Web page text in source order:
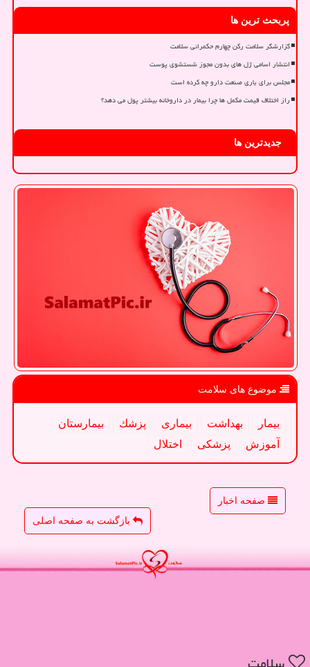
پربحث ترین ها
گزارشگر سلامت رکن چهارم حکمرانی سلامت
انتشار اسامی ژل های بدون مجوز شستشوی پوست
مجلس برای یاری صنعت دارو چه کرده است
راز اختلاف قیمت مکمل ها چرا بیمار در داروخانه بیشتر پول می دهد؟
جدیدترین ها
موضوع های سلامت
بیمار بهداشت بیماری پزشك
بیمارستان
آموزش
پزشكی اختلال
صفحه اخبار
بازگشت به صفحه اصلی